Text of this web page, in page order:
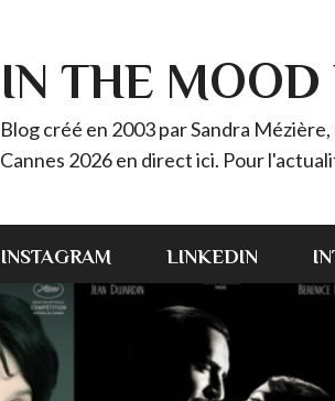
IN THE MOOD
Blog créé en 2003 par Sandra
Cannes 2026 en direct ici. Pour
INSTAGRAM LINKEDIN